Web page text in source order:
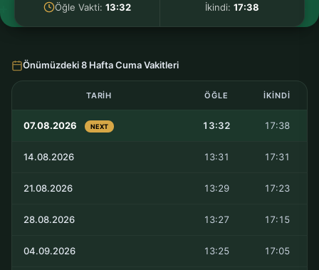
Öğle Vakti: 13:32 İkindi: 17:38
Önümüzdeki 8 Hafta Cuma Vakitleri
TARIH ÖĞLE İKINDI
07.08.2026 NEXT 13:32 17:38
14.08.2026 13:31 17:31
21.08.2026 13:29 17:23
28.08.2026 13:27 17:15
04.09.2026 13:25 17:05